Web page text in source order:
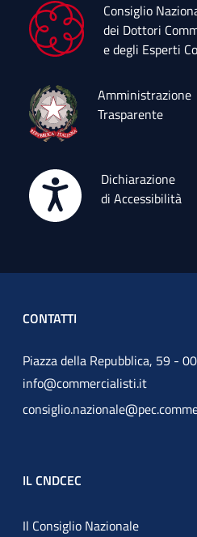
Consiglio
dei Dottori
e degli Esperti
Amministrazione
Trasparente
Dichiarazione
di Accessibilità
CONTATTI
Piazza della Repubblica, 59 -
info@commercialisti.it
IL CNDCEC
Il Consiglio Nazionale